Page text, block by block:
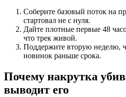
Соберите базовый поток на
стартовал не с нуля.
Дайте плотные первые 48
что трек живой.
Поддержите вторую неделю,
новинок раньше срока.
Почему накрутка
выводит его